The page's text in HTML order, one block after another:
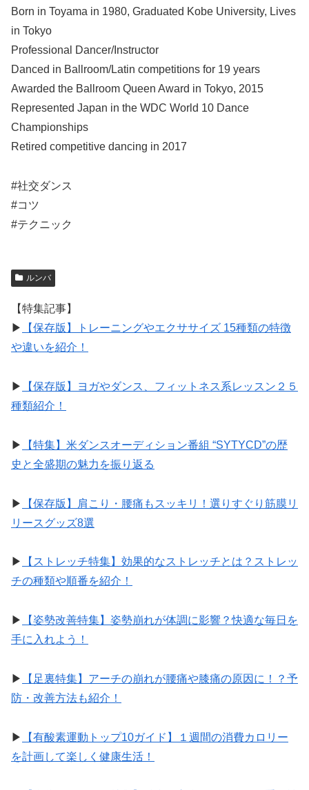
Born in Toyama in 1980, Graduated Kobe University, Lives
in Tokyo
Professional Dancer/Instructor
Danced in Ballroom/Latin competitions for 19 years
Awarded the Ballroom Queen Award in Tokyo, 2015
Represented Japan in the WDC World 10 Dance
Championships
Retired competitive dancing in 2017
#社交ダンス
#コツ
#テクニック
ルンバ
【特集記事】
▶︎
【保存版】トレーニングやエクササイズ 15種類の特徴
や違いを紹介！
▶︎
【保存版】ヨガやダンス、フィットネス系レッスン２５
種類紹介！
▶︎
【特集】米ダンスオーディション番組 “SYTYCD”の歴
史と全盛期の魅力を振り返る
▶︎
【保存版】肩こり・腰痛もスッキリ！選りすぐり筋膜リ
リースグッズ8選
▶︎
【ストレッチ特集】効果的なストレッチとは？ストレッ
チの種類や順番を紹介！
▶︎
【姿勢改善特集】姿勢崩れが体調に影響？快適な毎日を
手に入れよう！
▶︎
【足裏特集】アーチの崩れが腰痛や膝痛の原因に！？予
防・改善方法も紹介！
▶︎
【有酸素運動トップ10ガイド】１週間の消費カロリー
を計画して楽しく健康生活！